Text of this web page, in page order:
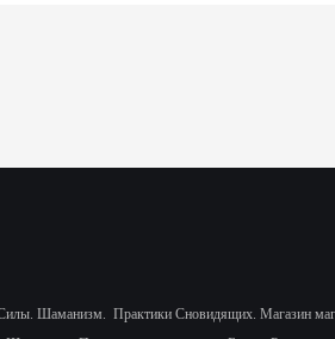
Шаманизм. Практики Сновидящих. Магазин